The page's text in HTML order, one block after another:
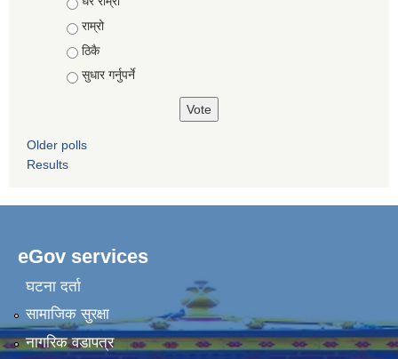
राम्रो
ठिकै
सुधार गर्नुपर्ने
Older polls
Results
eGov services
घटना दर्ता
सामाजिक सुरक्षा
नागरिक वडापत्र